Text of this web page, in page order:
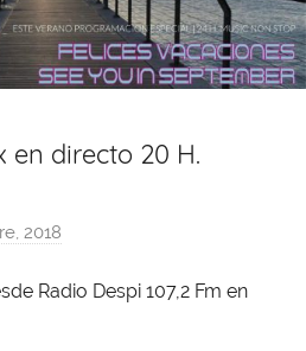
en directo 20 H.
2018
r
Radio Despi 107,2 Fm en